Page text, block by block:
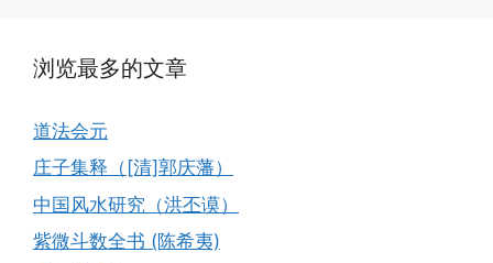
浏览最多的文章
道法会元
庄子集释（[清]郭庆藩）
中国风水研究（洪丕谟）
紫微斗数全书 (陈希夷)